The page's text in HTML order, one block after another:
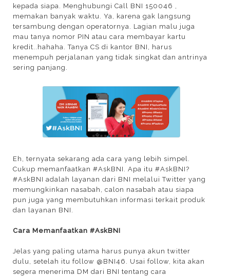
kepada siapa. Menghubungi Call BNI 150046 ,
memakan banyak waktu. Ya, karena gak langsung
tersambung dengan operatornya. Lagian malu juga
mau tanya nomor PIN atau cara membayar kartu
kredit..hahaha. Tanya CS di kantor BNI, harus
menempuh perjalanan yang tidak singkat dan antrinya
sering panjang.
Eh, ternyata sekarang ada cara yang lebih simpel.
Cukup memanfaatkan #AskBNI. Apa itu #AskBNI?
#AskBNI adalah layanan dari BNI melalui Twitter yang
memungkinkan nasabah, calon nasabah atau siapa
pun juga yang membutuhkan informasi terkait produk
dan layanan BNI.
Cara Memanfaatkan #AskBNI
Jelas yang paling utama harus punya akun twitter
dulu, setelah itu follow @BNI46. Usai follow, kita akan
segera menerima DM dari BNI tentang cara